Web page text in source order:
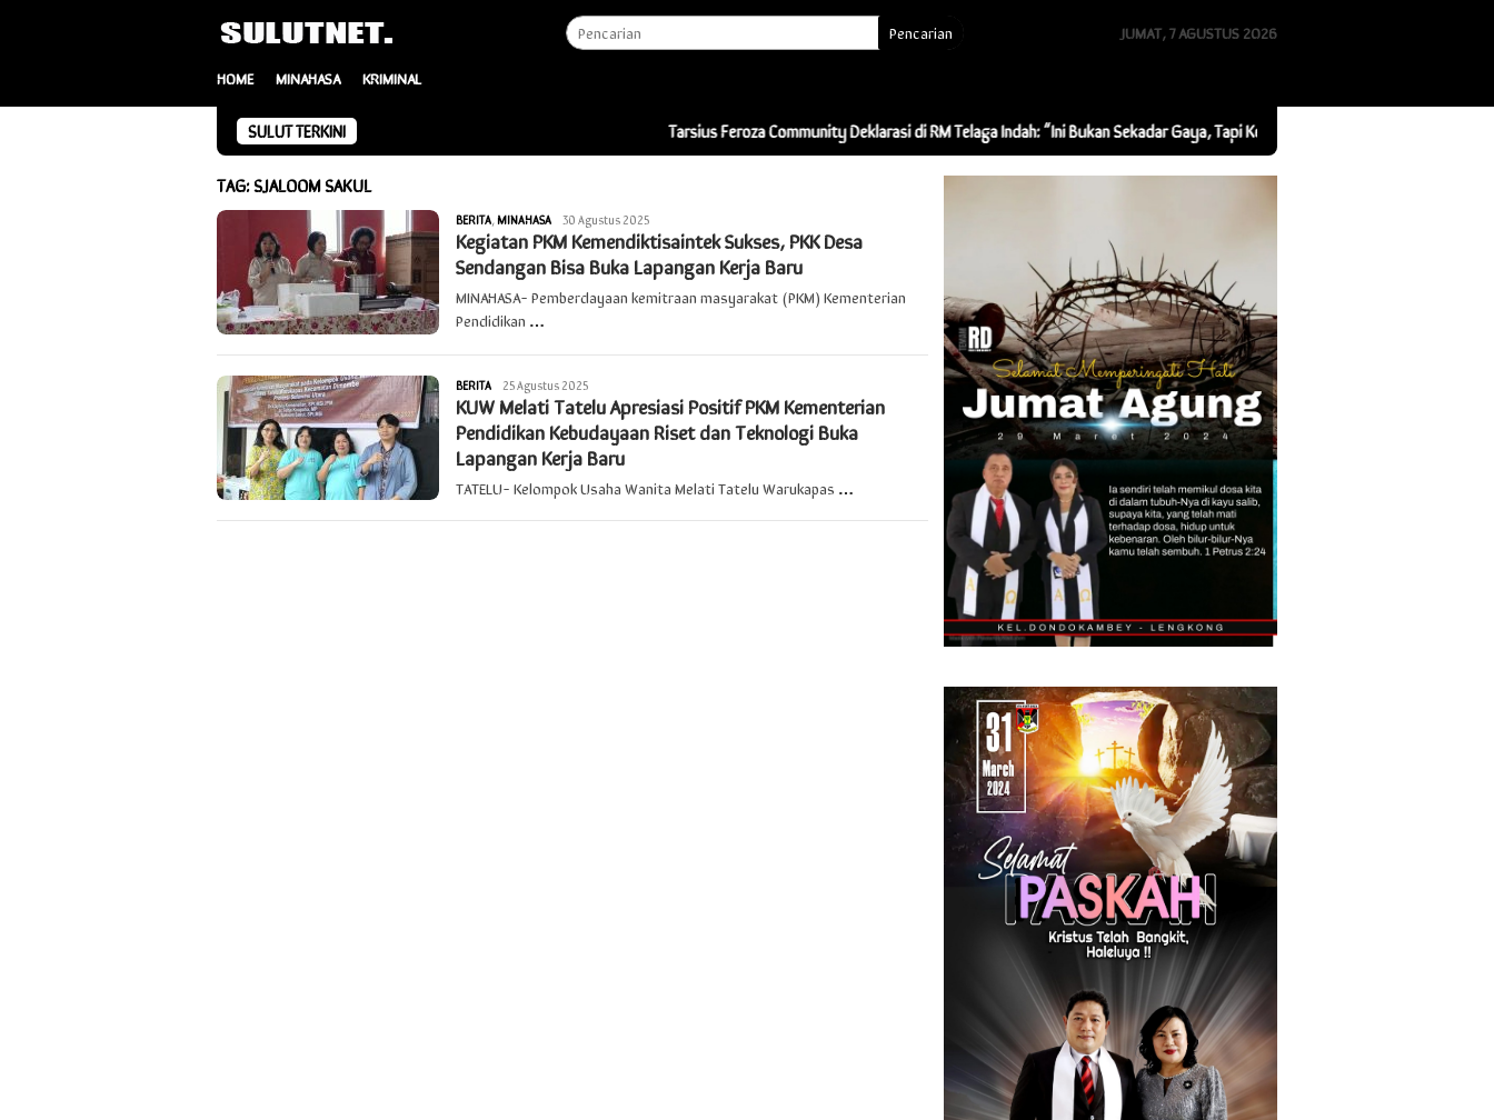
Pencarian JUMAT, 7 AGUSTUS 2026
HOME MINAHASA KRIMINAL
SULUT TERKINI Tarsius Feroza Community Deklarasi di RM Telaga Indah: “Ini Bukan Sekadar Gaya, Tapi Kebersamaan”
TAG:SJALOOM SAKUL
BERITA,MINAHASA Redaksi
30 Agustus 2025
Kegiatan PKM Kemendiktisaintek Sukses, PKK Desa
Sendangan Bisa Buka Lapangan Kerja Baru
MINAHASA- Pemberdayaan kemitraan masyarakat (PKM) Kementerian
Pendidikan …
BERITA Redaksi
25 Agustus 2025
KUW Melati Tatelu Apresiasi Positif PKM Kementerian
Pendidikan Kebudayaan Riset dan Teknologi Buka
Lapangan Kerja Baru
TATELU- Kelompok Usaha Wanita Melati Tatelu Warukapas …